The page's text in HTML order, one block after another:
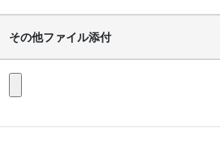
その他ファイル添付